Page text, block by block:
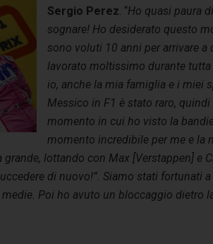
Sergio Perez . “Ho quasi paura
sognare! Ho desiderato questo
sono voluti 10 anni per arrivare a
lavorato moltissimo durante
io, anche la mia famiglia e i miei
Messico in F1 è stato raro,
momento in cui ho visto la
momento incredibile per me e la
lottando con Max [Verstappen] e
di nuovo!”. Siamo stati fortunati
Poi ho avuto un bloccaggio dietro